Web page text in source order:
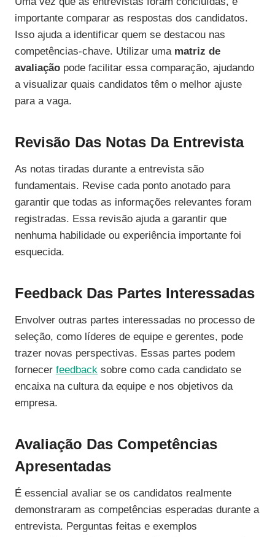
importante comparar as respostas dos candidatos.
Isso ajuda a identificar quem se destacou nas
competências-chave. Utilizar uma matriz de
avaliação pode facilitar essa comparação, ajudando
a visualizar quais candidatos têm o melhor ajuste
para a vaga.
Revisão Das Notas Da Entrevista
As notas tiradas durante a entrevista são
fundamentais. Revise cada ponto anotado para
garantir que todas as informações relevantes foram
registradas. Essa revisão ajuda a garantir que
nenhuma habilidade ou experiência importante foi
esquecida.
Feedback Das Partes Interessadas
Envolver outras partes interessadas no processo de
seleção, como líderes de equipe e gerentes, pode
trazer novas perspectivas. Essas partes podem
fornecer feedback sobre como cada candidato se
encaixa na cultura da equipe e nos objetivos da
empresa.
Avaliação Das Competências
Apresentadas
É essencial avaliar se os candidatos realmente
demonstraram as competências esperadas durante a
entrevista. Perguntas feitas e exemplos